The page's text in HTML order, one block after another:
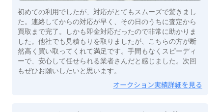
初めての利用でしたが、対応がとてもスムーズで驚きまし
た。連絡してからの対応が早く、その日のうちに査定から
買取まで完了。しかも即金対応だったので非常に助かりま
した。他社でも見積もりを取りましたが、こちらの方が断
然高く買い取ってくれて満足です。手間もなくスピーディ
ーで、安心して任せられる業者さんだと感じました。次回
もぜひお願いしたいと思います。
オークション実績詳細を見る